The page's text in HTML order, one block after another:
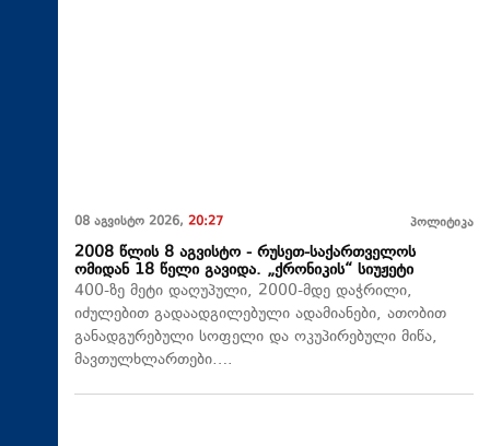
08 აგვისტო 2026, 20:27 პოლიტიკა
2008 წლის 8 აგვისტო - რუსეთ-საქართველოს
ომიდან 18 წელი გავიდა. „ქრონიკის“ სიუჟეტი
400-ზე მეტი დაღუპული, 2000-მდე დაჭრილი,
იძულებით გადაადგილებული ადამიანები, ათობით
განადგურებული სოფელი და ოკუპირებული მიწა,
მავთულხლართები….